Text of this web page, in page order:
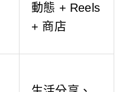
動態 + Reels
+ 商店